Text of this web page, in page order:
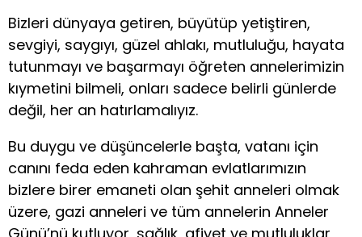
Bizleri dünyaya getiren, büyütüp yetiştiren,
sevgiyi, saygıyı, güzel ahlakı, mutluluğu, hayata
tutunmayı ve başarmayı öğreten annelerimizin
kıymetini bilmeli, onları sadece belirli günlerde
değil, her an hatırlamalıyız.
Bu duygu ve düşüncelerle başta, vatanı için
canını feda eden kahraman evlatlarımızın
bizlere birer emaneti olan şehit anneleri olmak
üzere, gazi anneleri ve tüm annelerin Anneler